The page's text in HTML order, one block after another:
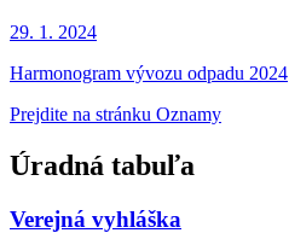
29. 1. 2024
Harmonogram vývozu odpadu 2024
Prejdite na stránku Oznamy
Úradná tabuľa
Verejná vyhláška